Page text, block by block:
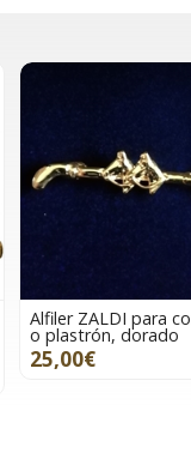
Plastrón ELT
27,00€ 21,60€